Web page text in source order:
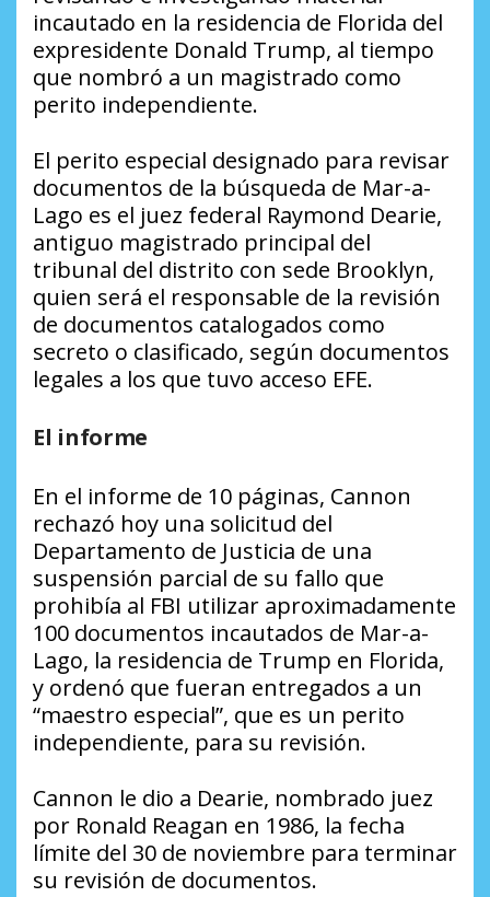
incautado en la residencia de Florida del
expresidente Donald Trump, al tiempo
que nombró a un magistrado como
perito independiente.
El perito especial designado para revisar
documentos de la búsqueda de Mar-a-
Lago es el juez federal Raymond Dearie,
antiguo magistrado principal del
tribunal del distrito con sede Brooklyn,
quien será el responsable de la revisión
de documentos catalogados como
secreto o clasificado, según documentos
legales a los que tuvo acceso EFE.
El informe
En el informe de 10 páginas, Cannon
rechazó hoy una solicitud del
Departamento de Justicia de una
suspensión parcial de su fallo que
prohibía al FBI utilizar aproximadamente
100 documentos incautados de Mar-a-
Lago, la residencia de Trump en Florida,
y ordenó que fueran entregados a un
“maestro especial”, que es un perito
independiente, para su revisión.
Cannon le dio a Dearie, nombrado juez
por Ronald Reagan en 1986, la fecha
límite del 30 de noviembre para terminar
su revisión de documentos.